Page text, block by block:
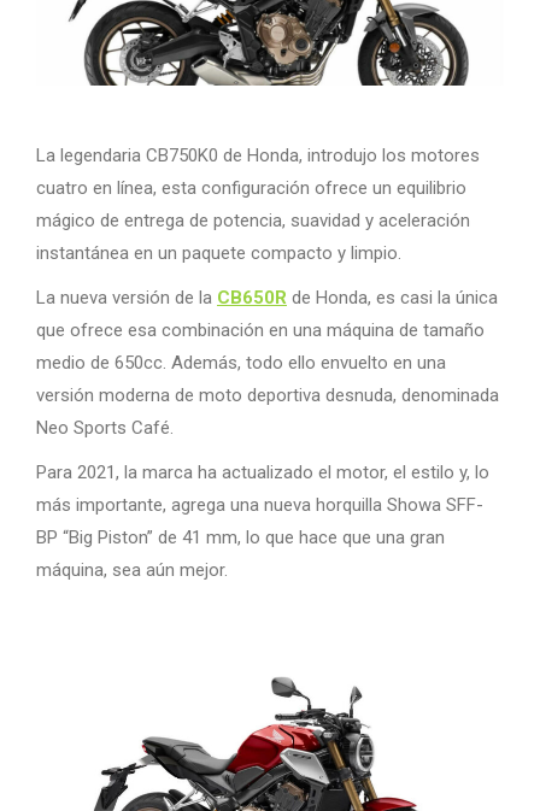
La legendaria CB750K0 de Honda, introdujo los motores
cuatro en línea, esta configuración ofrece un equilibrio
mágico de entrega de potencia, suavidad y aceleración
instantánea en un paquete compacto y limpio.
La nueva versión de la CB650R de Honda, es casi la única
que ofrece esa combinación en una máquina de tamaño
medio de 650cc. Además, todo ello envuelto en una
versión moderna de moto deportiva desnuda, denominada
Neo Sports Café.
Para 2021, la marca ha actualizado el motor, el estilo y, lo
más importante, agrega una nueva horquilla Showa SFF-
BP “Big Piston” de 41 mm, lo que hace que una gran
máquina, sea aún mejor.